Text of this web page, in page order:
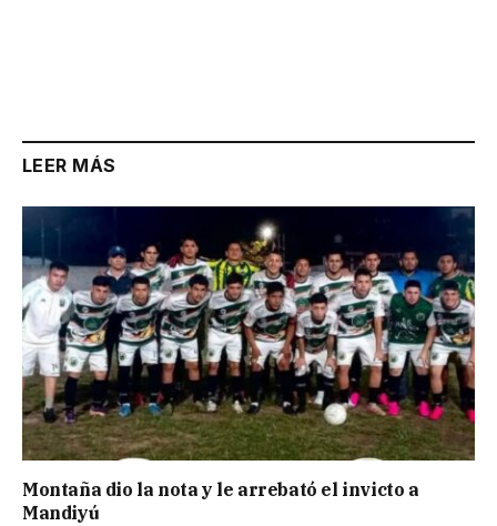
LEER MÁS
Montaña dio la nota y le arrebató el invicto a
Mandiyú